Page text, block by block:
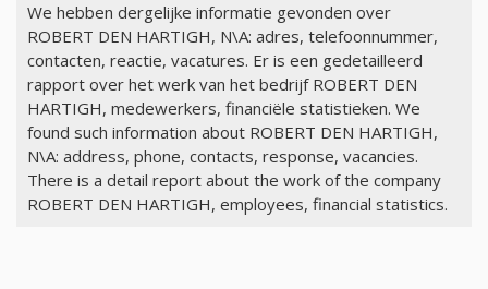
We hebben dergelijke informatie gevonden over
ROBERT DEN HARTIGH, N\A: adres, telefoonnummer,
contacten, reactie, vacatures. Er is een gedetailleerd
rapport over het werk van het bedrijf ROBERT DEN
HARTIGH, medewerkers, financiële statistieken. We
found such information about ROBERT DEN HARTIGH,
N\A: address, phone, contacts, response, vacancies.
There is a detail report about the work of the company
ROBERT DEN HARTIGH, employees, financial statistics.